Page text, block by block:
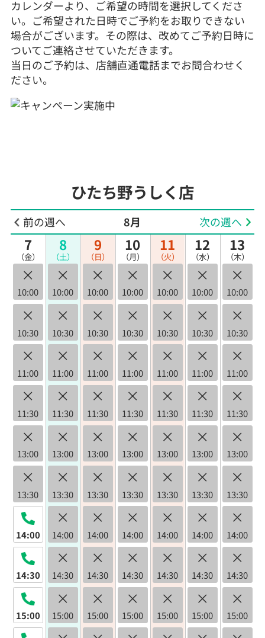
ひたち野うしく店
前の週へ 8月 次の週へ
7
（金）
×
10:00
×
10:30
×
11:00
×
11:30
×
13:00
×
13:30
14:00
14:30
15:00
8
（土）
×
10:00
×
10:30
×
11:00
×
11:30
×
13:00
×
13:30
×
14:00
×
14:30
×
15:00
9
（日）
×
10:00
×
10:30
×
11:00
×
11:30
×
13:00
×
13:30
×
14:00
×
14:30
×
15:00
10
（月）
×
10:00
×
10:30
×
11:00
×
11:30
×
13:00
×
13:30
×
14:00
×
14:30
×
15:00
11
（火）
×
10:00
×
10:30
×
11:00
×
11:30
×
13:00
×
13:30
×
14:00
×
14:30
×
15:00
12
（水）
×
10:00
×
10:30
×
11:00
×
11:30
×
13:00
×
13:30
×
14:00
×
14:30
×
15:00
13
（木）
×
10:00
×
10:30
×
11:00
×
11:30
×
13:00
×
13:30
×
14:00
×
14:30
×
15:00
カレンダーより、ご希望の時間を選択してくださ
い。ご希望された日時でご予約をお取りできない
場合がございます。その際は、改めてご予約日時に
ついてご連絡させていただきます。
当日のご予約は、店舗直通電話までお問合わせく
ださい。